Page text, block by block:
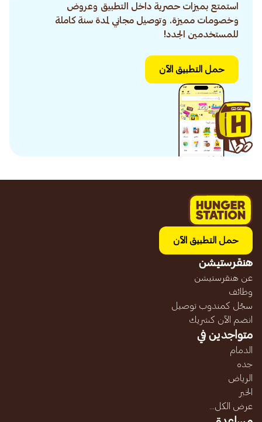
استمتع بميزات حصرية داخل التطبيق وعروض
وخصومات مميزة. وتوصيل مجاني لمدة سنة كاملة
للمستخدمين الجدد!
حمل التطبيق الآن
حمل التطبيق الآن
هنقرستيشن
عن هنقرستيشن
وظائف
سجّل كمندوب توصيل
انضم الآن كشريك
متواجدين في
الدمام
جده
الرياض
الخبر
عرض الكل...